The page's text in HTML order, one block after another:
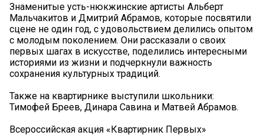
Знаменитые усть-нюкжинские артисты Альберт
Мальчакитов и Дмитрий Абрамов, которые посвятили
сцене не один год, с удовольствием делились опытом
с молодым поколением. Они рассказали о своих
первых шагах в искусстве, поделились интересными
историями из жизни и подчеркнули важность
сохранения культурных традиций.
Также на квартирнике выступили школьники:
Тимофей Бреев, Динара Савина и Матвей Абрамов.
Всероссийская акция «Квартирник Первых»